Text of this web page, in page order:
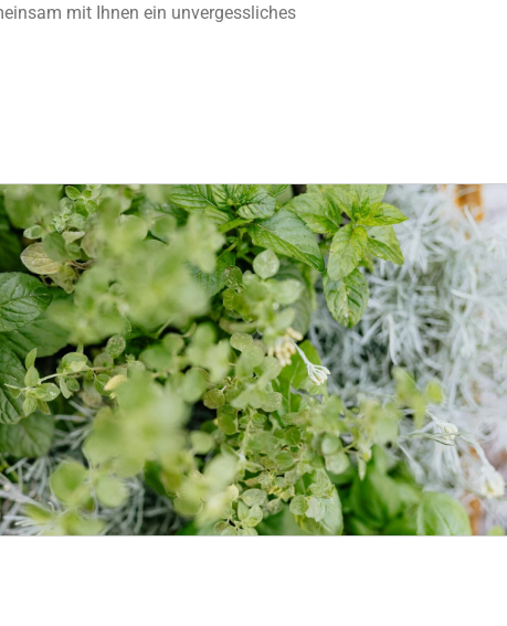
mit Ihnen ein unvergessliches